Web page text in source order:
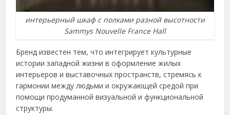
интерьерный шкаф с полками разной высотности
Sammys Nouvelle France Hall
Бренд известен тем, что интегрирует культурные
истории западной жизни в оформление жилых
интерьеров и выставочных пространств, стремясь к
гармонии между людьми и окружающей средой при
помощи продуманной визуальной и функциональной
структуры.